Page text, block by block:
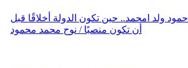
حمود ولد امحمد.. حين تكون الدولة أخلاقًا قبل
أن تكون منصبًا / نوح محمد محمود